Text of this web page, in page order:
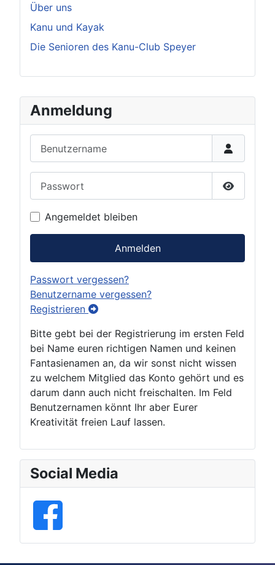
Anmeldung
Passwort
Angemeldet bleiben
Anmelden
Passwort vergessen?
Benutzername vergessen?
Registrieren
Bitte gebt bei der Registrierung im ersten Feld
bei Name euren richtigen Namen und keinen
Fantasienamen an, da wir sonst nicht wissen
zu welchem Mitglied das Konto gehört und es
darum dann auch nicht freischalten. Im Feld
Benutzernamen könnt Ihr aber Eurer
Kreativität freien Lauf lassen.
Social Media
Über uns
Kanu und Kayak
Die Senioren des Kanu-Club Speyer